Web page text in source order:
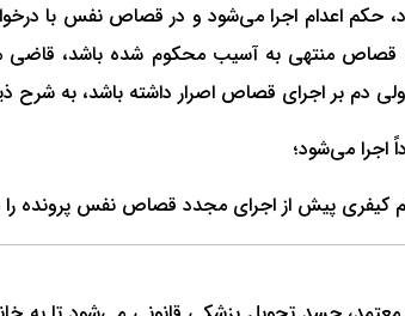
حکم اعدام اجرا می‌شود و در قصاص نفس با
‌دم بر اجرای قصاص اصرار داشته باشد، به شرح
می‌شود؛
پیش از اجرای مجدد قصاص نفس پرونده را